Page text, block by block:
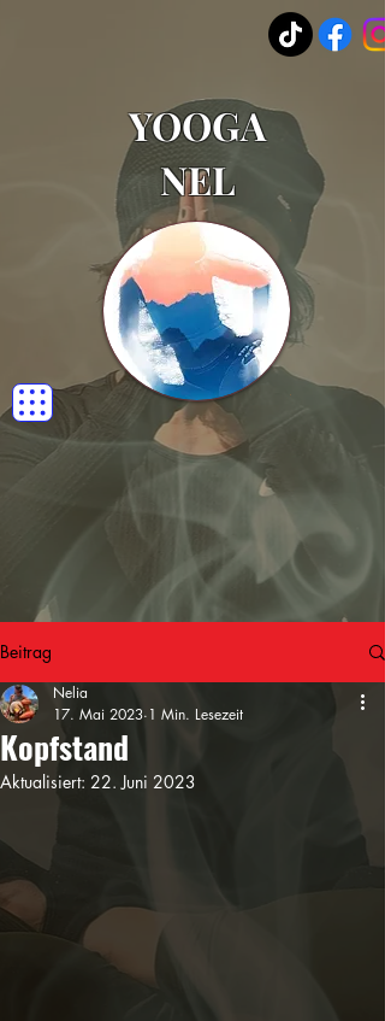
YOOGA
NEL
Beitrag
Kopfstand
Nelia
17. Mai 2023 1 Min. Lesezeit
Aktualisiert: 22. Juni 2023